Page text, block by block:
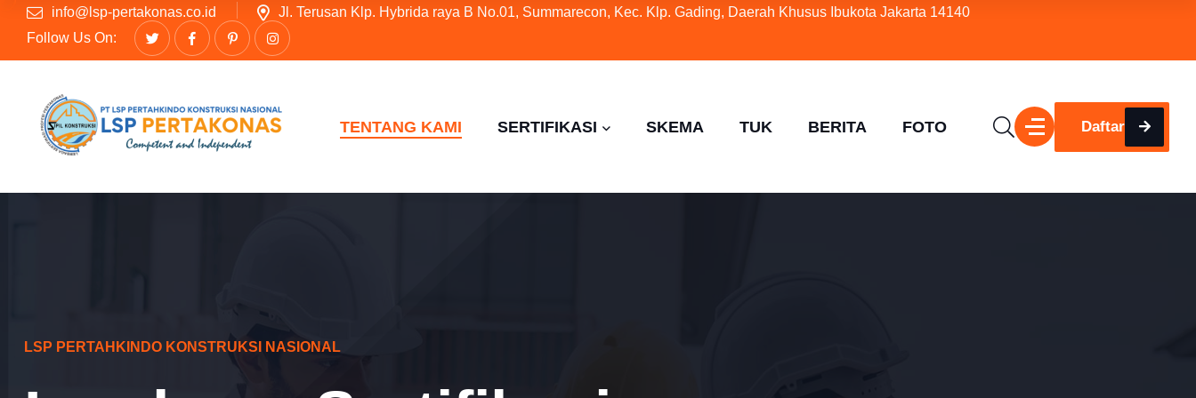
info@lsp-pertakonas.co.id
Jl. Terusan Klp. Hybrida raya B No.01, Summarecon, Kec. Klp. Gading, Daerah Khusus Ibukota Jakarta 14140
Follow Us On:
TENTANG KAMI SERTIFIKASI SKEMA TUK BERITA FOTO Daftar
LSP PERTAHKINDO KONSTRUKSI NASIONAL